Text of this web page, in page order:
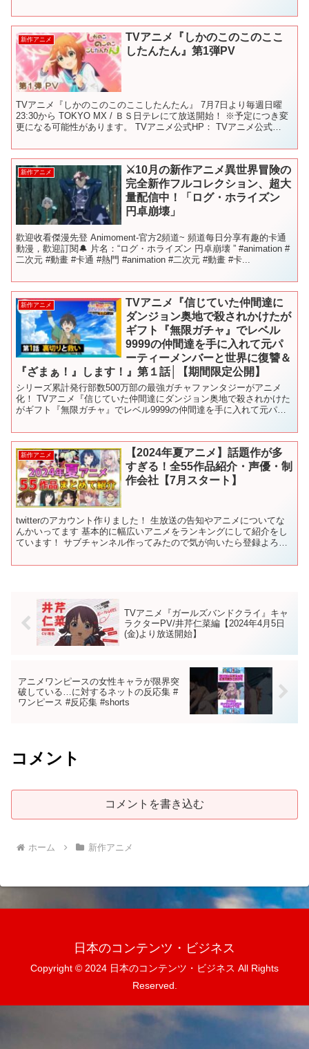
新作アニメ
TVアニメ『しかのこのこのここ
したんたん』第1弾PV
TVアニメ『しかのこのこのここしたんたん』 7月7日より毎週日曜
23:30から TOKYO MX / ＢＳ日テレにて放送開始！ ※予定につき変
更になる可能性があります。 TVアニメ公式HP： TVアニメ公式
新作アニメ
⚔️10月の新作アニメ異世界冒険の
完全新作フルコレクション、超大
量配信中！「ログ・ホライズン
円卓崩壊」
歡迎收看傑漫先登 Animoment-官方2頻道~ 頻道每日分享有趣的卡通
動漫，歡迎訂閱🔔 片名：“‌ログ・ホライズン 円卓崩壊‌ ”‌‌ #animation #
二次元 #動畫 #卡通 #熱門 #animation #二次元 #動畫 #卡...
新作アニメ
TVアニメ『信じていた仲間達に
ダンジョン奥地で殺されかけたが
ギフト『無限ガチャ』でレベル
9999の仲間達を手に入れて元パ
ーティーメンバーと世界に復讐＆
『ざまぁ！』します！』第１話│【期間限定公開】
シリーズ累計発行部数500万部の最強ガチャファンタジーがアニメ
化！ TVアニメ『信じていた仲間達にダンジョン奥地で殺されかけた
がギフト『無限ガチャ』でレベル9999の仲間達を手に入れて元パー
新作アニメ
【2024年夏アニメ】話題作が多
すぎる！全55作品紹介・声優・制
作会社【7月スタート】
twitterのアカウント作りました！ 生放送の告知やアニメについてな
んかいってます 基本的に幅広いアニメをランキングにして紹介をし
ています！ サブチャンネル作ってみたので気が向いたら登録よろし
TVアニメ『ガールズバンドクライ』キャ
ラクターPV/井芹仁菜編【2024年4月5日
(金)より放送開始】
アニメワンピースの女性キャラが限界突
破している…に対するネットの反応集 #
ワンピース #反応集 #shorts
コメント
コメントを書き込む
ホーム 新作アニメ
日本のコンテンツ・ビジネス
Copyright © 2024 日本のコンテンツ・ビジネス All Rights
Reserved.